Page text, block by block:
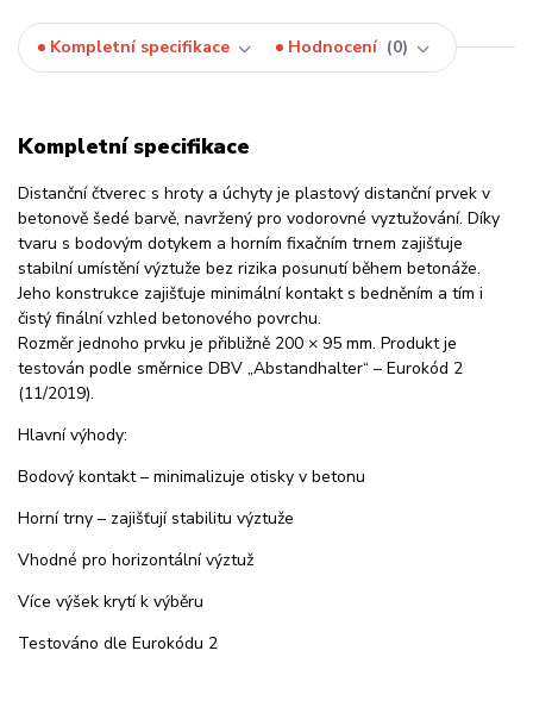
Kompletní specifikace Hodnocení 0
Kompletní specifikace
Distanční čtverec s hroty a úchyty je plastový distanční prvek v
betonově šedé barvě, navržený pro vodorovné vyztužování. Díky
tvaru s bodovým dotykem a horním fixačním trnem zajišťuje
stabilní umístění výztuže bez rizika posunutí během betonáže.
Jeho konstrukce zajišťuje minimální kontakt s bedněním a tím i
čistý finální vzhled betonového povrchu.
Rozměr jednoho prvku je přibližně 200 × 95 mm. Produkt je
testován podle směrnice DBV „Abstandhalter“ – Eurokód 2
(11/2019).
Hlavní výhody:
Bodový kontakt – minimalizuje otisky v betonu
Horní trny – zajišťují stabilitu výztuže
Vhodné pro horizontální výztuž
Více výšek krytí k výběru
Testováno dle Eurokódu 2